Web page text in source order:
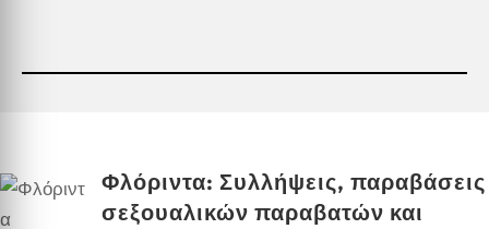
Φλόριντα: Συλλήψεις, παραβάσεις
σεξουαλικών παραβατών και